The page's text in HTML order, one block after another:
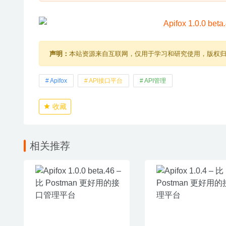
声明： 本站资源来自互联网，仅用于学习和研究使用，版权
Apifox API接口平台 API管理
收藏
相关推荐